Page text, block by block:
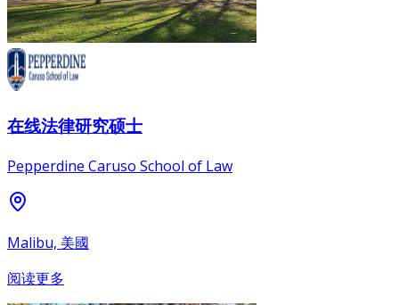
在线法律研究硕士
Pepperdine Caruso School of Law
Malibu, 美國
阅读更多